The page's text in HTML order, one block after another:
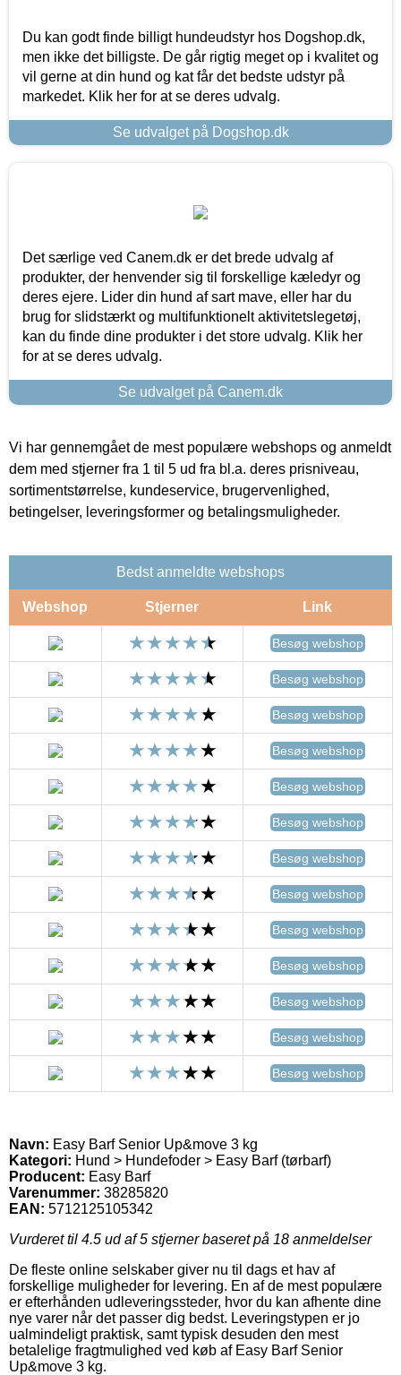
Du kan godt finde billigt hundeudstyr hos Dogshop.dk,
men ikke det billigste. De går rigtig meget op i kvalitet og
vil gerne at din hund og kat får det bedste udstyr på
markedet. Klik her for at se deres udvalg.
Se udvalget på Dogshop.dk
Det særlige ved Canem.dk er det brede udvalg af
produkter, der henvender sig til forskellige kæledyr og
deres ejere. Lider din hund af sart mave, eller har du
brug for slidstærkt og multifunktionelt aktivitetslegetøj,
kan du finde dine produkter i det store udvalg. Klik her
for at se deres udvalg.
Se udvalget på Canem.dk
Vi har gennemgået de mest populære webshops og anmeldt
dem med stjerner fra 1 til 5 ud fra bl.a. deres prisniveau,
sortimentstørrelse, kundeservice, brugervenlighed,
betingelser, leveringsformer og betalingsmuligheder.
Bedst anmeldte webshops
Webshop Stjerner Link
Besøg webshop
Besøg webshop
Besøg webshop
Besøg webshop
Besøg webshop
Besøg webshop
Besøg webshop
Besøg webshop
Besøg webshop
Besøg webshop
Besøg webshop
Besøg webshop
Besøg webshop
Navn: Easy Barf Senior Up&move 3 kg
Kategori: Hund > Hundefoder > Easy Barf (tørbarf)
Producent: Easy Barf
Varenummer: 38285820
EAN: 5712125105342
Vurderet til 4.5 ud af 5 stjerner baseret på 18 anmeldelser
De fleste online selskaber giver nu til dags et hav af
forskellige muligheder for levering. En af de mest populære
er efterhånden udleveringssteder, hvor du kan afhente dine
nye varer når det passer dig bedst. Leveringstypen er jo
ualmindeligt praktisk, samt typisk desuden den mest
betalelige fragtmulighed ved køb af Easy Barf Senior
Up&move 3 kg.